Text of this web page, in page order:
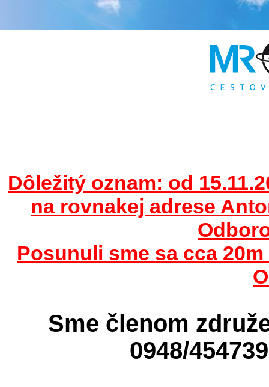
Dôležitý oznam: od
na rovnakej adrese
Posunuli sme sa cca
Sme členom
0948/